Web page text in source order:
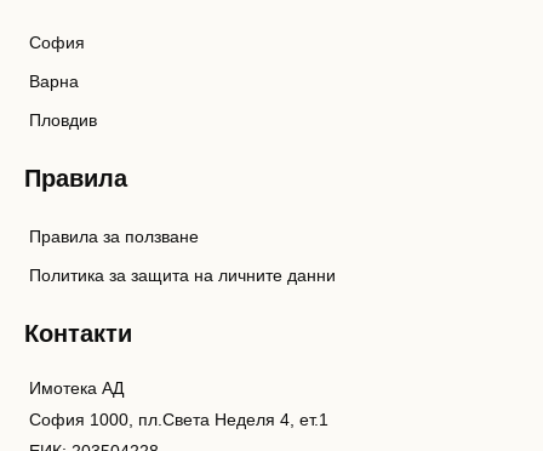
София
Варна
Пловдив
Правила
Правила за ползване
Политика за защита на личните данни
Контакти
Имотека АД
София 1000, пл.Света Неделя 4, ет.1